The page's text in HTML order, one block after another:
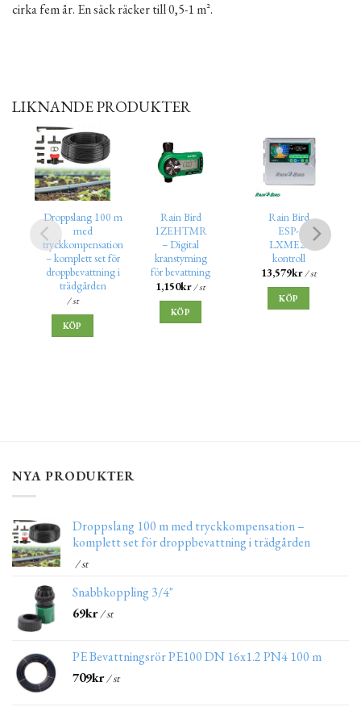
cirka fem år. En säck räcker till 0,5-1 m².
LIKNANDE PRODUKTER
Droppslang 100 m
med
tryckkompensation
– komplett set för
droppbevattning i
trädgården
/ st
KÖP
Rain Bird
1ZEHTMR
– Digital
kranstyrning
för bevattning
1,150kr/ st
KÖP
Rain Bird
ESP-
LXME2-
kontroll
13,579kr/ st
KÖP
NYA PRODUKTER
Droppslang 100 m med tryckkompensation –
komplett set för droppbevattning i trädgården
/ st
Snabbkoppling 3/4"
69kr/ st
PE Bevattningsrör PE100 DN 16x1.2 PN4 100 m
709kr/ st